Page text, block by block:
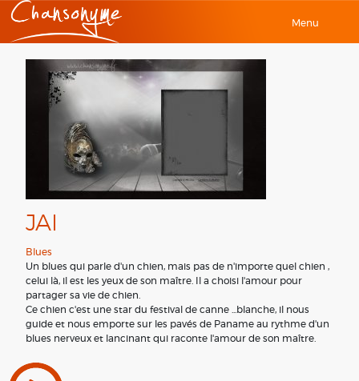
Menu
JAI
Blues
Un blues qui parle d'un chien, mais pas de n'importe quel chien ,
celui là, il est les yeux de son maître. Il a choisi l'amour pour
partager sa vie de chien.
Ce chien c'est une star du festival de canne ...blanche, il nous
guide et nous emporte sur les pavés de Paname au rythme d'un
blues nerveux et lancinant qui raconte l'amour de son maître.